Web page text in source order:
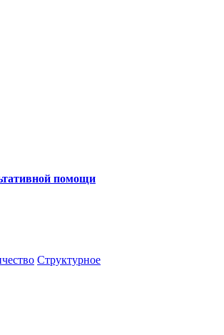
помощи
Структурное